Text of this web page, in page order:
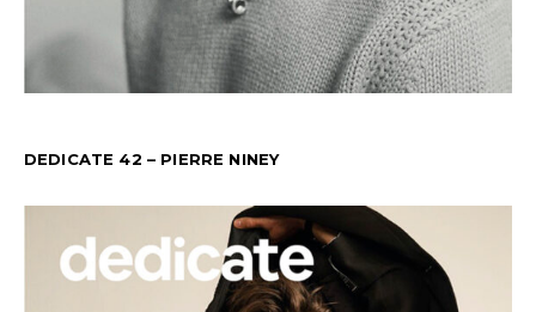
DEDICATE 42 – PIERRE NINEY